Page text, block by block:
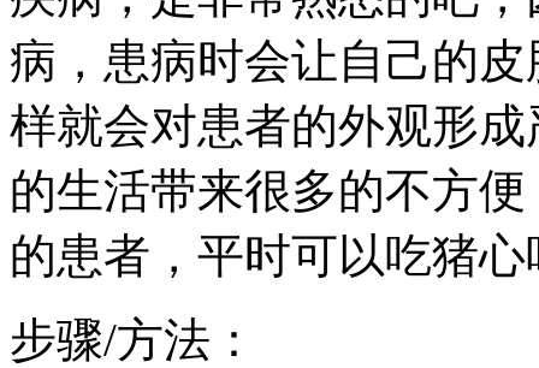
病，患病时会让自己的
样就会对患者的外观形
的生活带来很多的不方
的患者，平时可以吃猪
步骤/方法：